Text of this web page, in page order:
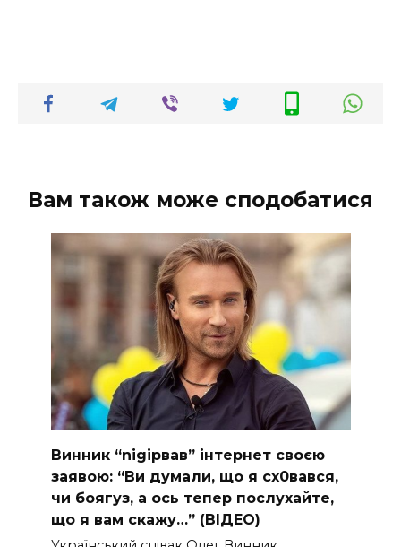
Вам також може сподобатися
Винник “nіgірвав” інтернет своєю
заявою: “Ви думали, що я сх0вався,
чи боягуз, а ось тепер послухайте,
що я вам скажу…” (ВІДЕО)